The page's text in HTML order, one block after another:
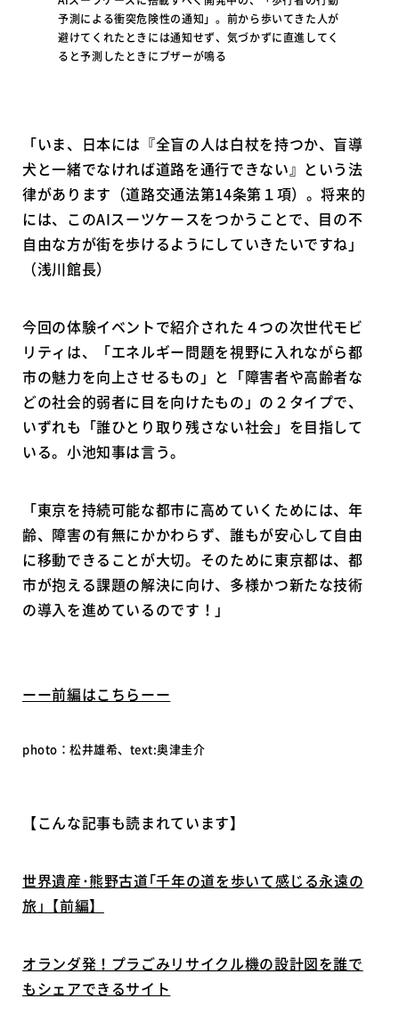
予測による衝突危険性の通知」。前から歩いてきた人が
避けてくれたときには通知せず、気づかずに直進してく
ると予測したときにブザーが鳴る
「いま、日本には『全盲の人は白杖を持つか、盲導
犬と一緒でなければ道路を通行できない』という法
律があります（道路交通法第14条第１項）。将来的
には、このAIスーツケースをつかうことで、目の不
自由な方が街を歩けるようにしていきたいですね」
（浅川館長）
今回の体験イベントで紹介された４つの次世代モビ
リティは、「エネルギー問題を視野に入れながら都
市の魅力を向上させるもの」と「障害者や高齢者な
どの社会的弱者に目を向けたもの」の２タイプで、
いずれも「誰ひとり取り残さない社会」を目指して
いる。小池知事は言う。
「東京を持続可能な都市に高めていくためには、年
齢、障害の有無にかかわらず、誰もが安心して自由
に移動できることが大切。そのために東京都は、都
市が抱える課題の解決に向け、多様かつ新たな技術
の導入を進めているのです！」
ーー前編はこちらーー
photo：松井雄希、text:奥津圭介
【こんな記事も読まれています】
世界遺産･熊野古道｢千年の道を歩いて感じる永遠の
旅｣【前編】
オランダ発！プラごみリサイクル機の設計図を誰で
もシェアできるサイト